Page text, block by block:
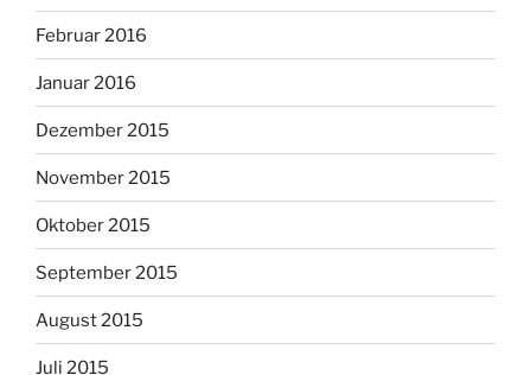
Februar 2016
Januar 2016
Dezember 2015
November 2015
Oktober 2015
September 2015
August 2015
Juli 2015